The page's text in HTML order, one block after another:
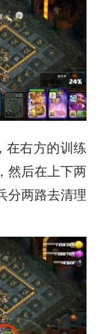
在右方的训练
然后在上下两
分两路去清理